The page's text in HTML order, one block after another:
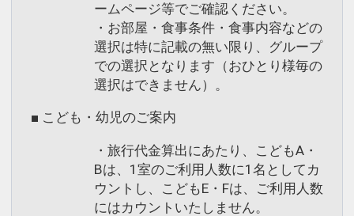
ームページ等でご確認ください。
・お部屋・食事条件・食事内容などの
選択は特に記載の無い限り、グループ
での選択となります（おひとり様毎の
選択はできません）。
■ こども・幼児のご案内
・旅行代金算出にあたり、こどもA・
Bは、1室のご利用人数に1名としてカ
ウントし、こどもE・Fは、ご利用人数
にはカウントいたしません。